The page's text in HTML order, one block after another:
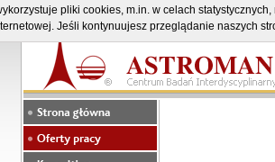
pliki cookies, m.in. w celach
Jeśli kontynuujesz przeglądanie naszych